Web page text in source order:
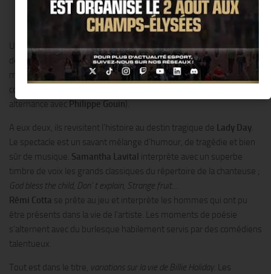
Une muraille composée d’une cinquantaine de valises sert de
décor. Ces valises sont comme des placards, chacune renferme un
mini décor. On pourrait penser au théâtre d’objets. Deux
comédiens sur scène :
alternance avec Philippe Gouin).
A eux deux, ils revisitent l’histoire au destin tragique de Lady Day.
Le spectacle est un savant mélange d’humour, de tragédie et bien
sûr de musique. Samantha Lavital interprète avec un superbe
timbre de voix les grands classiques du répertoire de la chanteuse ;
God bless the child, Don’ t explain, Strange fruit…
Rémi Cotta se prête au jeu et interprète les hommes qui ont pu
être présents dans la vie de l’artiste. Les moments de poésie
s’alternent avec du burlesque habilement servis par des comédiens
talentueux.
Tout est dans le titre, variations sur la vie de Billie Holiday. Les